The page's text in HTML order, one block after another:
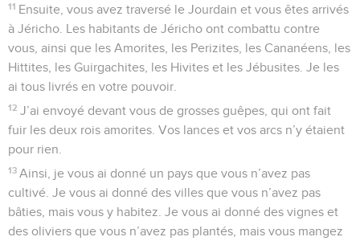
11 Ensuite, vous avez traversé le Jourdain et vous êtes arrivés
à Jéricho. Les habitants de Jéricho ont combattu contre
vous, ainsi que les Amorites, les Perizites, les Cananéens, les
Hittites, les Guirgachites, les Hivites et les Jébusites. Je les
ai tous livrés en votre pouvoir.
12 J’ai envoyé devant vous de grosses guêpes, qui ont fait
fuir les deux rois amorites. Vos lances et vos arcs n’y étaient
pour rien.
13 Ainsi, je vous ai donné un pays que vous n’avez pas
cultivé. Je vous ai donné des villes que vous n’avez pas
bâties, mais vous y habitez. Je vous ai donné des vignes et
des oliviers que vous n’avez pas plantés, mais vous mangez